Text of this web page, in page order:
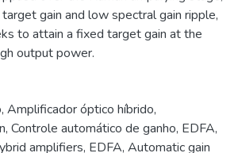
gain and low spectral gain ripple,
to attain a fixed target gain at the
output power.
, Amplificador óptico híbrido,
, Controle automático de ganho, EDFA,
amplifiers, EDFA, Automatic gain